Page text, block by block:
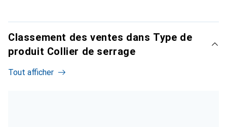
Classement des ventes dans Type de
produit Collier de serrage
Tout afficher